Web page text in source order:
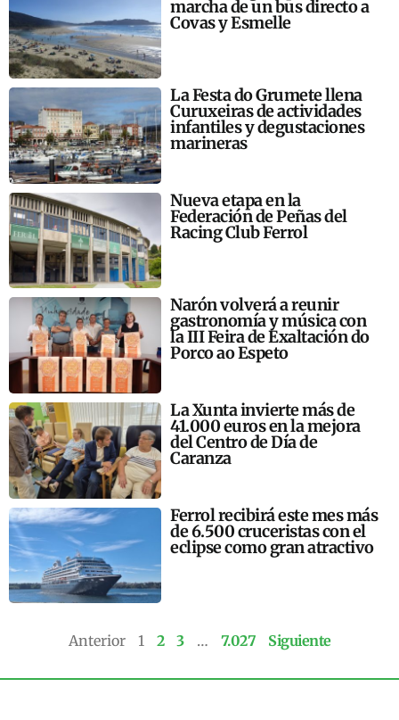
marcha de un bus directo a
Covas y Esmelle
La Festa do Grumete llena
Curuxeiras de actividades
infantiles y degustaciones
marineras
Nueva etapa en la
Federación de Peñas del
Racing Club Ferrol
Narón volverá a reunir
gastronomía y música con
la III Feira de Exaltación do
Porco ao Espeto
La Xunta invierte más de
41.000 euros en la mejora
del Centro de Día de
Caranza
Ferrol recibirá este mes más
de 6.500 cruceristas con el
eclipse como gran atractivo
Anterior 1 2 3 … 7.027 Siguiente